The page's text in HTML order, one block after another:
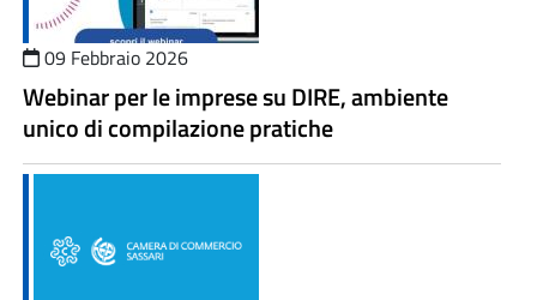
09 Febbraio 2026
Webinar per le imprese su DIRE, ambiente
unico di compilazione pratiche